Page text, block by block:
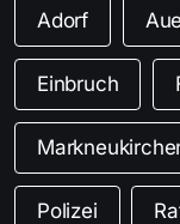
Adorf
Einbruch
Polizei